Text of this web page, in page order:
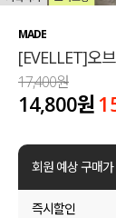
티셔츠
팬츠
셔츠
원피스
MADE
[EVELLET]오
17,400원
14,800원
회원 예상 구매가
즉시할인